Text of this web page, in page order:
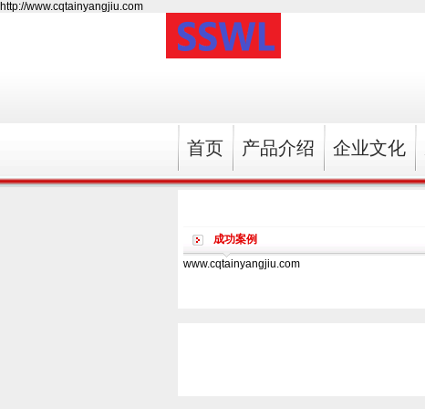
http://www.cqtainyangjiu.com
首页 产品介绍 企业文化
成功案例
www.cqtainyangjiu.com